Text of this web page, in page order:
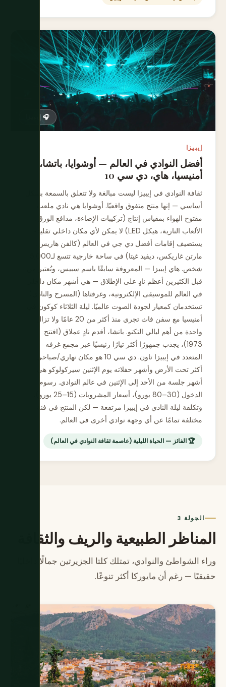
🎧 إيبيزا
إيبيزا
أفضل النوادي في العالم — أوشوايا، باتشا،
أمنيسيا، هاي، دي سي 10
ثقافة النوادي في إيبيزا ليست مبالغة ولا تتعلق بالسمعة بشكل
أساسي — إنها منتج متفوق واقعيًا. أوشوايا هي نادي ملعب
مفتوح الهواء بمقياس إنتاج (تركيبات الإضاءة، مدافع الورق،
الألعاب النارية، هيكل LED) لا يمكن لأي مكان داخلي تقليده،
يستضيف إقامات أفضل دي جي في العالم (كالفن هاريس،
مارتن غاريكس، ديفيد غيتا) في ساحة خارجية تتسع لـ5,000
شخص. هاي إيبيزا — المعروفة سابقًا باسم سبيس، وتُعتبر من
قبل الكثيرين أعظم نادٍ على الإطلاق — هي أشهر مكان داخلي
في العالم للموسيقى الإلكترونية، وغرفتاها (المسرح والنادي)
تستخدمان كمعيار لجودة الصوت عالميًا. ليلة الثلاثاء كوكون في
أمنيسيا مع سفن فاث تجري منذ أكثر من 20 عامًا ولا تزال
واحدة من أهم ليالي التكنو. باتشا، أقدم نادٍ عملاق (افتتح
1973)، يجذب جمهورًا أكثر تيارًا رئيسيًا عبر مجمع غرفه
المتعدد في إيبيزا تاون. دي سي 10 هو مكان نهاري/صباحي
أكثر تحت الأرض وأشهر حفلاته يوم الإثنين سيركولوكو هي
أشهر جلسة من الأحد إلى الإثنين في عالم النوادي. رسوم
الدخول (30–80 يورو)، أسعار المشروبات (15–25 يورو)،
وتكلفة ليلة النادي في إيبيزا مرتفعة — لكن المنتج في فئة
مختلفة تمامًا عن أي وجهة نوادي أخرى في العالم.
🏆 الفائز — الحياة الليلية (عاصمة ثقافة النوادي في العالم)
الجولة 3
المناظر الطبيعية والريف والثقافة
وراء الشواطئ والنوادي، تمتلك كلتا الجزيرتين جمالًا داخليًا
حقيقيًا — رغم أن مايوركا أكثر تنوعًا.